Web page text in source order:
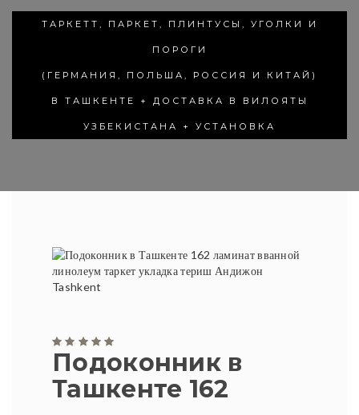
ТАРКЕТТ, ПАРКЕТ, ПЛИНТУСЫ, УГОЛКИ И
ПОРОГИ
(ГЕРМАНИЯ, ПОЛЬША, РОССИЯ И КИТАЙ)
В ТАШКЕНТЕ + ДОСТАВКА В ВИЛОЯТЫ
УЗБЕКИСТАНА + УСТАНОВКА
Подоконник в
Ташкенте 162